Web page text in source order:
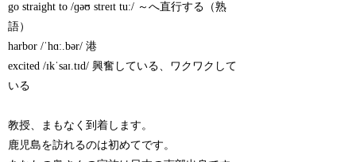
go straight to /ɡəʊ streɪt tuː/ ～へ直行する（熟
語）
harbor /ˈhɑː.bər/ 港
excited /ɪkˈsaɪ.tɪd/ 興奮している、ワクワクして
いる
教授、まもなく到着します。
鹿児島を訪れるのは初めてです。